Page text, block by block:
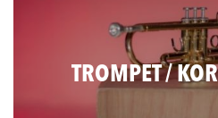
TROMPET /